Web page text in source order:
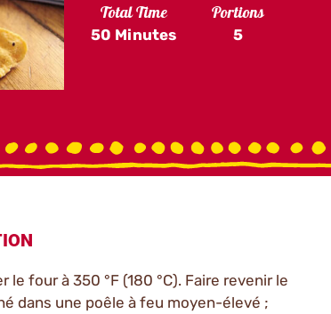
Total Time
50 Minutes
Portions
5
le four à 350 °F (180 °C). Faire revenir le
dans une poêle à feu moyen-élevé ;